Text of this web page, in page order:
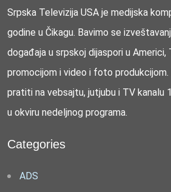
Srpska Televizija USA je medijska
godine u Čikagu. Bavimo se
događaja u srpskoj dijaspori u Americi,
promocijom i video i foto
pratiti na vebsajtu, jutjubu i TV kanalu
u okviru nedeljnog programa.
Categories
ADS